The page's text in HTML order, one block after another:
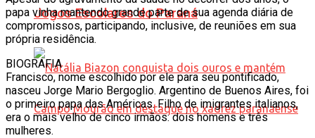
Jogos Escolares do Paraná
papa vinha mantendo grande parte de sua agenda diária de
compromissos, participando, inclusive, de reuniões em sua
própria residência.
BIOGRAFIA
Francisco, nome escolhido por ele para seu pontificado,
nasceu Jorge Mario Bergoglio. Argentino de Buenos Aires, foi
o primeiro papa das Américas. Filho de imigrantes italianos,
era o mais velho de cinco irmãos: dois homens e três
mulheres.